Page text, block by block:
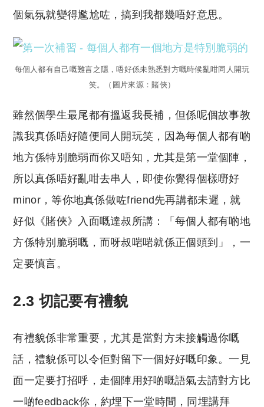
個氣氛就變得尷尬咗，搞到我都幾唔好意思。
每個人都有自己嘅難言之隱，唔好係未熟悉對方嘅時候亂咁同人開玩
笑。（圖片來源：賭俠）
雖然個學生最尾都有搵返我長補，但係呢個故事教
識我真係唔好隨便同人開玩笑，因為每個人都有啲
地方係特別脆弱而你又唔知，尤其是第一堂個陣，
所以真係唔好亂咁去串人，即使你覺得個樣嘢好
minor，等你地真係做咗friend先再講都未遲，就
好似《賭俠》入面嘅達叔所講：「每個人都有啲地
方係特別脆弱嘅，而呀叔啱啱就係正個頭到」，一
定要慎言。
2.3 切記要有禮貌
有禮貌係非常重要，尤其是當對方未接觸過你嘅
話，禮貌係可以令佢對留下一個好好嘅印象。一見
面一定要打招呼，走個陣用好啲嘅語氣去請對方比
一啲feedback你，約埋下一堂時間，同埋講拜